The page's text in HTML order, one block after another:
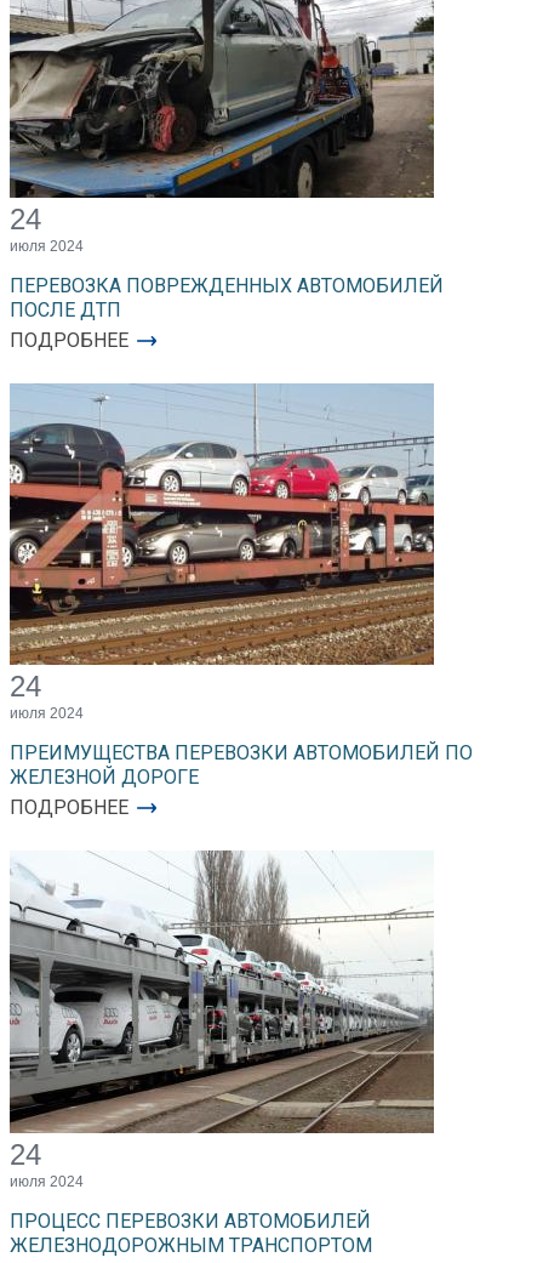
24
июля 2024
ПЕРЕВОЗКА ПОВРЕЖДЕННЫХ АВТОМОБИЛЕЙ
ПОСЛЕ ДТП
ПОДРОБНЕЕ
24
июля 2024
ПРЕИМУЩЕСТВА ПЕРЕВОЗКИ АВТОМОБИЛЕЙ ПО
ЖЕЛЕЗНОЙ ДОРОГЕ
ПОДРОБНЕЕ
24
июля 2024
ПРОЦЕСС ПЕРЕВОЗКИ АВТОМОБИЛЕЙ
ЖЕЛЕЗНОДОРОЖНЫМ ТРАНСПОРТОМ